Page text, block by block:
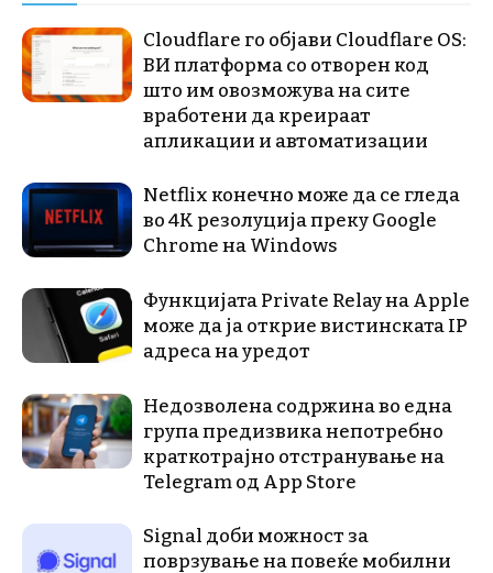
Cloudflare го објави Cloudflare OS:
ВИ платформа со отворен код
што им овозможува на сите
вработени да креираат
апликации и автоматизации
Netflix конечно може да се гледа
во 4K резолуција преку Google
Chrome на Windows
Функцијата Private Relay на Apple
може да ја открие вистинската IP
адреса на уредот
Недозволена содржина во една
група предизвика непотребно
краткотрајно отстранување на
Telegram од App Store
Signal доби можност за
поврзување на повеќе мобилни